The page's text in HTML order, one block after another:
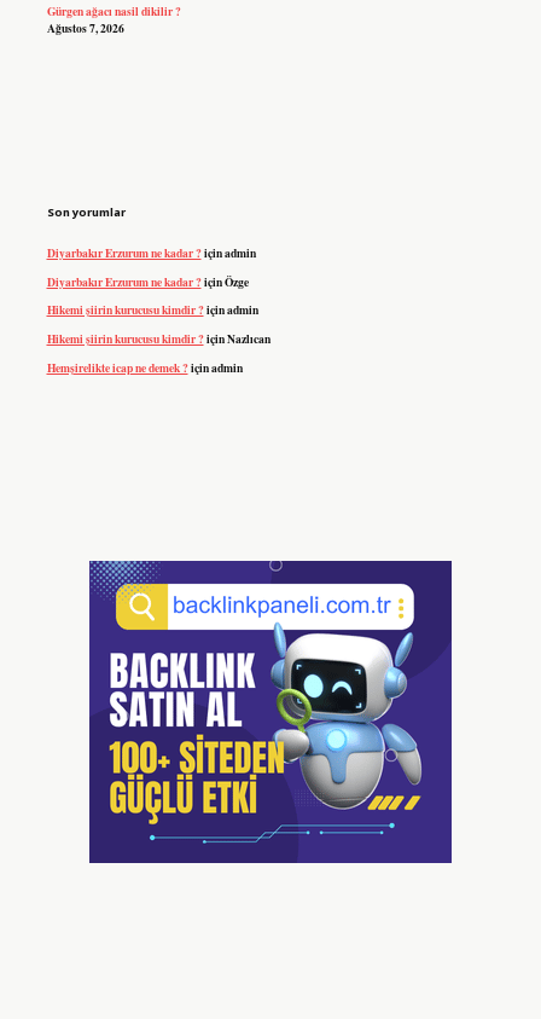
Gürgen ağacı nasil dikilir ?
Ağustos 7, 2026
Son yorumlar
Diyarbakır Erzurum ne kadar ?içinadmin
Diyarbakır Erzurum ne kadar ?içinÖzge
Hikemi şiirin kurucusu kimdir ?içinadmin
Hikemi şiirin kurucusu kimdir ?içinNazlıcan
Hemşirelikte icap ne demek ?içinadmin